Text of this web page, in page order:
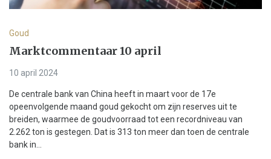
Goud
Marktcommentaar 10 april
10 april 2024
De centrale bank van China heeft in maart voor de 17e
opeenvolgende maand goud gekocht om zijn reserves uit te
breiden, waarmee de goudvoorraad tot een recordniveau van
2.262 ton is gestegen. Dat is 313 ton meer dan toen de centrale
bank in...